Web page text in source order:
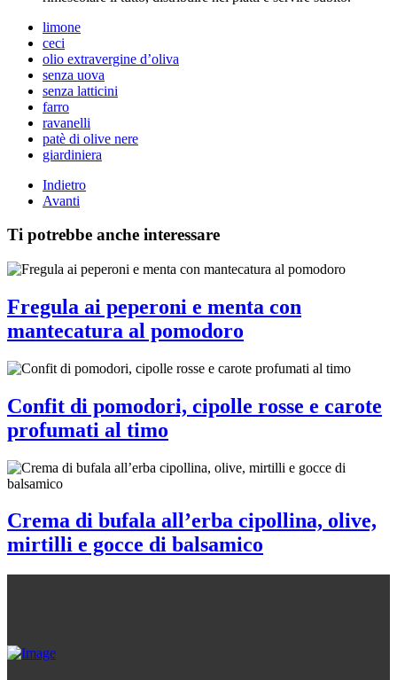
limone
ceci
olio extravergine d’oliva
senza uova
senza latticini
farro
ravanelli
patè di olive nere
giardiniera
Indietro
Avanti
Ti potrebbe anche interessare
Fregula ai peperoni e menta con
mantecatura al pomodoro
Confit di pomodori, cipolle rosse e carote
profumati al timo
Crema di bufala all’erba cipollina, olive,
mirtilli e gocce di balsamico